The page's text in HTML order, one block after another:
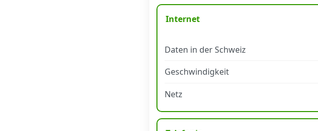
Internet
Daten in der Schweiz
Geschwindigkeit
Netz